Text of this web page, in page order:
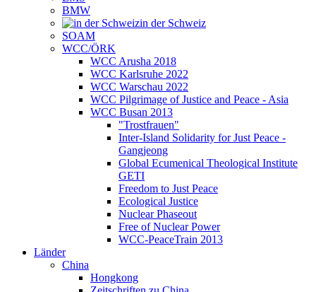
BMW
in der Schweiz
SOAM
WCC/ÖRK
WCC Arusha 2018
WCC Karlsruhe 2022
WCC Warschau 2022
WCC Pilgrimage of Justice and Peace - Asia
WCC Busan 2013
"Trostfrauen"
Inter-Island Solidarity for Just Peace -
Gangjeong
Global Ecumenical Theological Institute
GETI
Freedom to Just Peace
Ecological Justice
Nuclear Phaseout
Free of Nuclear Power
WCC-PeaceTrain 2013
Länder
China
Hongkong